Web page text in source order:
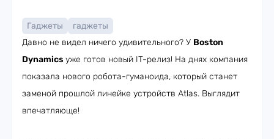
Гаджеты
гаджеты
Давно не видел ничего удивительного? У Boston
Dynamics уже готов новый IT-релиз! На днях компания
показала нового робота-гуманоида, который станет
заменой прошлой линейке устройств Atlas. Выглядит
впечатляюще!